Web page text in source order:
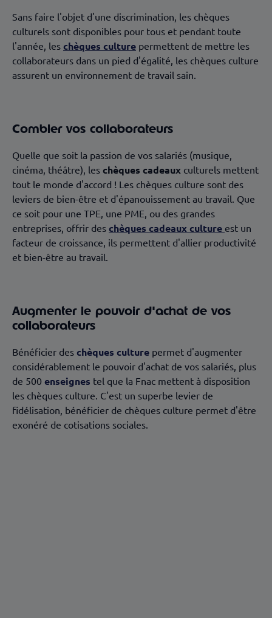
Sans faire l'objet d'une discrimination, les chèques
culturels sont disponibles pour tous et pendant toute
l'année, les chèques culture permettent de mettre les
collaborateurs dans un pied d'égalité, les chèques culture
assurent un environnement de travail sain.
Combler vos collaborateurs
Quelle que soit la passion de vos salariés (musique,
cinéma, théâtre), les chèques cadeaux culturels mettent
tout le monde d'accord ! Les chèques culture sont des
leviers de bien-être et d'épanouissement au travail. Que
ce soit pour une TPE, une PME, ou des grandes
entreprises, offrir des chèques cadeaux culture est un
facteur de croissance, ils permettent d'allier productivité
et bien-être au travail.
Augmenter le pouvoir d'achat de vos
collaborateurs
Bénéficier des chèques culture permet d'augmenter
considérablement le pouvoir d'achat de vos salariés, plus
de 500 enseignes tel que la Fnac mettent à disposition
les chèques culture. C'est un superbe levier de
fidélisation, bénéficier de chèques culture permet d'être
exonéré de cotisations sociales.